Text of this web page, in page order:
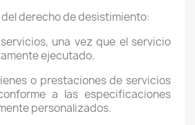
derecho de desistimiento:
una vez que el servicio
ejecutado.
o prestaciones de servicios
a las especificaciones
personalizados.